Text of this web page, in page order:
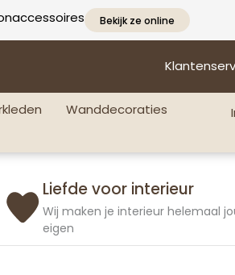
Bekijk ze online
Wanddecoraties
Liefde voor interieur
Wij maken je interieur helemaal
eigen